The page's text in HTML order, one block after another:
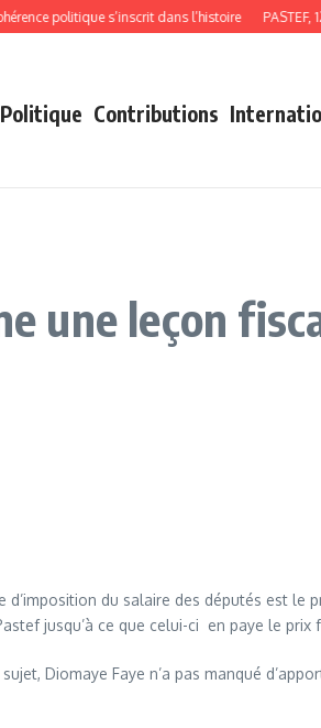
politique s’inscrit dans l’histoire PASTEF, 12
Politique Contributions
une leçon
du salaire des députés est
jusqu’à ce que celui-ci en paye le
Diomaye Faye n’a pas manqué